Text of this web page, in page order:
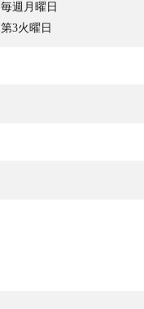
毎週月曜日
第3火曜日